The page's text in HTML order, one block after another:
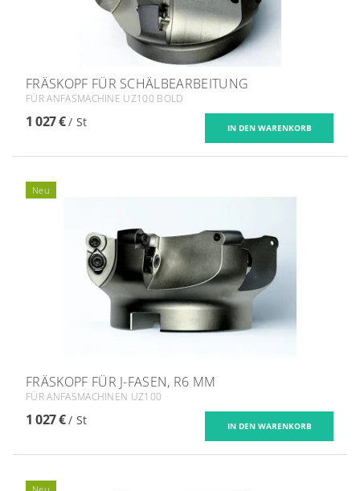
FRÄSKOPF FÜR SCHÄLBEARBEITUNG
FÜR ANFASMACHINE UZ100 BOLD
1 027 €/ St
Neu
FRÄSKOPF FÜR J-FASEN, R6 MM
FÜR ANFASMACHINEN UZ100
1 027 €/ St
Neu